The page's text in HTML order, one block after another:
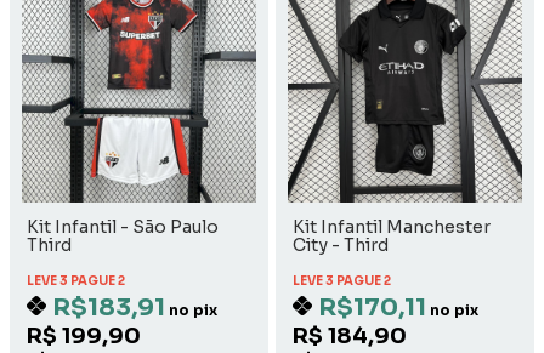
Kit Infantil - São Paulo
Third
LEVE 3 PAGUE 2
R$183,91 no pix
R$ 199,90
Kit Infantil Manchester
City - Third
LEVE 3 PAGUE 2
R$170,11 no pix
R$ 184,90